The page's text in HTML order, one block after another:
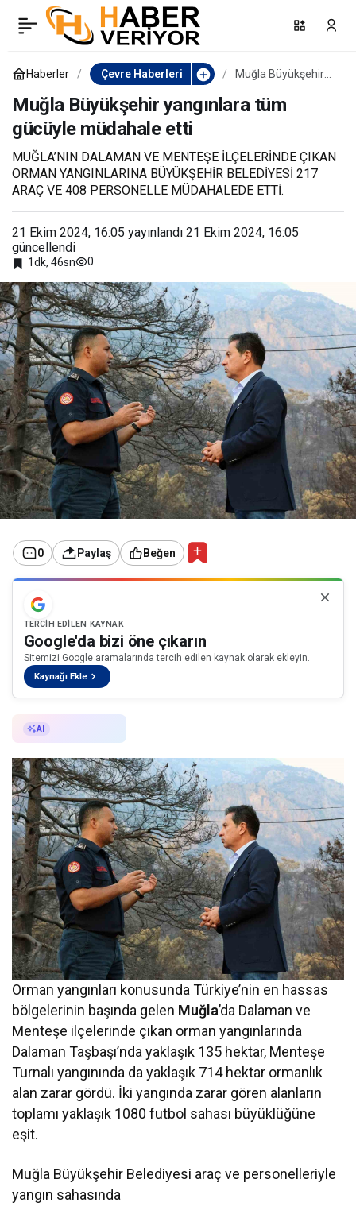
Haberler Çevre Haberleri
Muğla Büyükşehir
gücüyle müdahale
etti
Muğla Büyükşehir yangınlara tüm
gücüyle müdahale etti
MUĞLA’NIN DALAMAN VE MENTEŞE İLÇELERİNDE ÇIKAN
ORMAN YANGINLARINA BÜYÜKŞEHİR BELEDİYESİ 217
ARAÇ VE 408 PERSONELLE MÜDAHALEDE ETTİ.
21 Ekim 2024, 16:05 yayınlandı 21 Ekim 2024, 16:05
güncellendi
1dk, 46sn 0
0 Paylaş Beğen
TERCIH EDILEN KAYNAK
Google'da bizi öne çıkarın
Sitemizi Google aramalarında tercih edilen kaynak olarak ekleyin.
Kaynağı Ekle
AI
Orman yangınları konusunda Türkiye’nin en hassas
bölgelerinin başında gelen Muğla’da Dalaman ve
Menteşe ilçelerinde çıkan orman yangınlarında
Dalaman Taşbaşı’nda yaklaşık 135 hektar, Menteşe
Turnalı yangınında da yaklaşık 714 hektar ormanlık
alan zarar gördü. İki yangında zarar gören alanların
toplamı yaklaşık 1080 futbol sahası büyüklüğüne
eşit.
Muğla Büyükşehir Belediyesi araç ve personelleriyle
yangın sahasında
Ağzına misina dolanan
kuş kurtarıldı
Paylaş